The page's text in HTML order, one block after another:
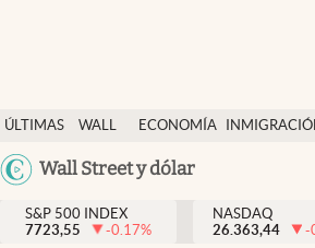
ÚLTIMAS
NOTICIAS
WALL
DÓLAR
ECONOMÍA
Wall Street y dólar
Finanzas y economía
Wall Street y dólar
Inmigración
S&P 500 INDEX
7723,55
-0.17%
NASDAQ
26.363,44
-